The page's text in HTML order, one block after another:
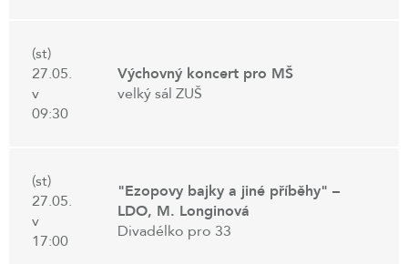
(st)
27.05.
v
09:30
Výchovný koncert pro MŠ
velký sál ZUŠ
(st)
27.05.
v
17:00
"Ezopovy bajky a jiné příběhy" –
LDO, M. Longinová
Divadélko pro 33